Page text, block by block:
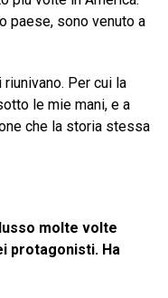
paese, sono venuto a
Per cui la
le mie mani, e a
che la storia stessa
molte volte
protagonisti. Ha